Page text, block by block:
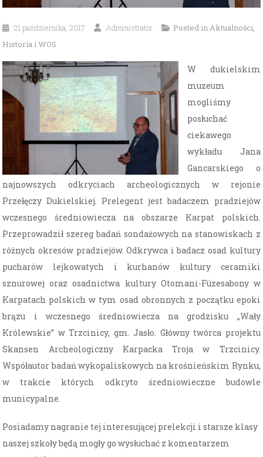
21 października, 2017 Administrator Posted inAktualności,
Historia i WOS
W dukielskim
muzeum
mogliśmy
posłuchać
ciekawego
wykładu Jana
Gancarskiego o
najnowszych odkryciach archeologicznych w rejonie
Przełęczy Dukielskiej. Prelegent jest badaczem pradziejów
wczesnego średniowiecza na obszarze Karpat polskich.
Przeprowadził szereg badań sondażowych na stanowiskach z
różnych okresów pradziejów. Odkrywca i badacz osad kultury
pucharów lejkowatych i kurhanów kultury ceramiki
sznurowej oraz osadnictwa kultury Otomani-Füzesabony w
Karpatach polskich w tym osad obronnych z początku epoki
brązu i wczesnego średniowiecza na grodzisku „Wały
Królewskie” w Trzcinicy, gm. Jasło. Główny twórca projektu
Skansen Archeologiczny Karpacka Troja w Trzcinicy.
Współautor badań wykopaliskowych na krośnieńskim Rynku,
w trakcie których odkryto średniowieczne budowle
municypalne.
Posiadamy nagranie tej interesującej prelekcji i starsze klasy
naszej szkoły będą mogły go wysłuchać z komentarzem